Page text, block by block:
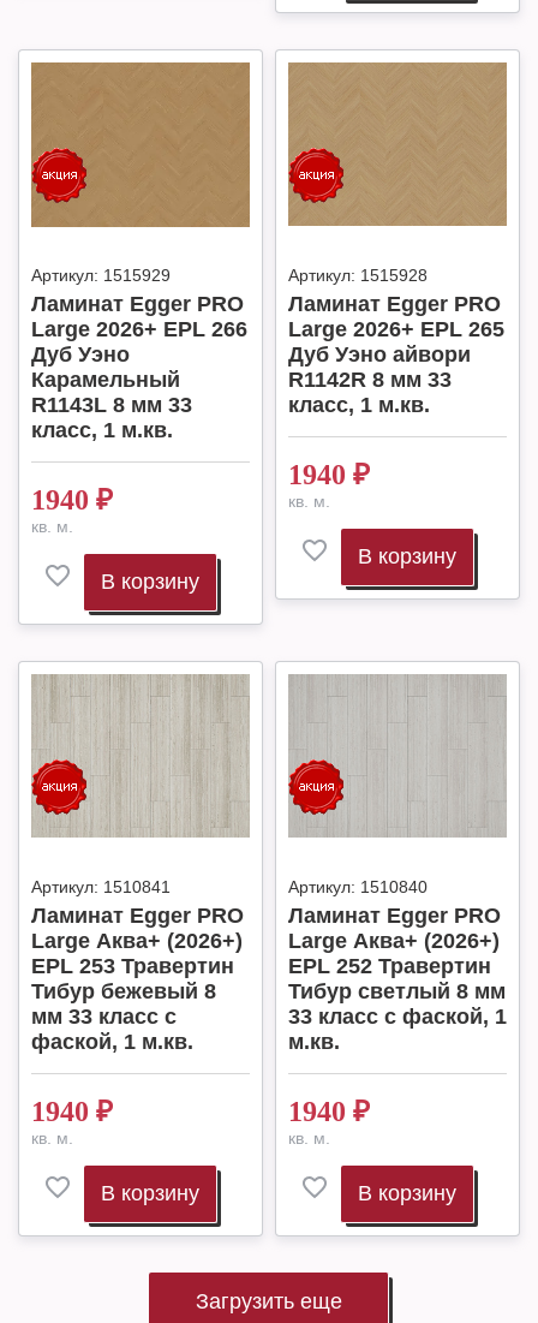
Артикул: 1515929
Ламинат Egger PRO
Large 2026+ EPL 266
Дуб Уэно
Карамельный
R1143L 8 мм 33
класс, 1 м.кв.
1940 ₽
кв. м.
В корзину
Артикул: 1515928
Ламинат Egger PRO
Large 2026+ EPL 265
Дуб Уэно айвори
R1142R 8 мм 33
класс, 1 м.кв.
1940 ₽
кв. м.
В корзину
Артикул: 1510841
Ламинат Egger PRO
Large Аква+ (2026+)
EPL 253 Травертин
Тибур бежевый 8
мм 33 класс c
фаской, 1 м.кв.
1940 ₽
кв. м.
В корзину
Артикул: 1510840
Ламинат Egger PRO
Large Аква+ (2026+)
EPL 252 Травертин
Тибур светлый 8 мм
33 класс c фаской, 1
м.кв.
1940 ₽
кв. м.
В корзину
Загрузить еще